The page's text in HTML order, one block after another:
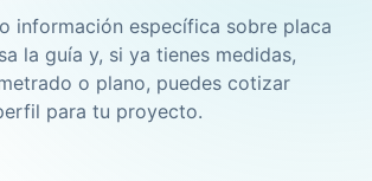
información específica sobre placa
la guía y, si ya tienes medidas,
o plano, puedes cotizar
para tu proyecto.